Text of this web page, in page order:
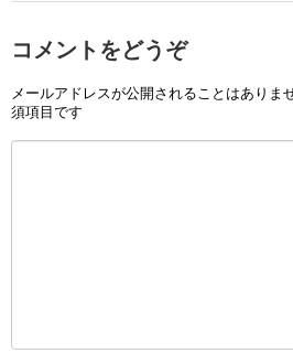
コメントをどうぞ
メールアドレスが公開されることはありま
須項目です